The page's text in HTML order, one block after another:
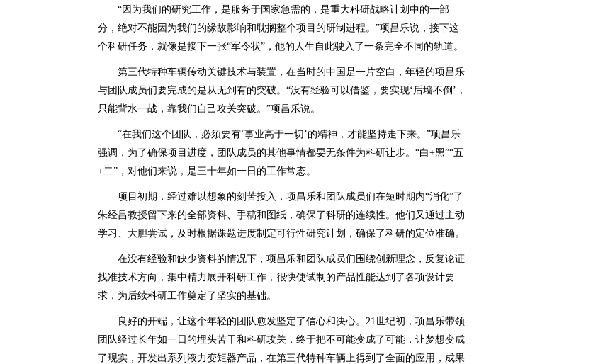
“因为我们的研究工作，是服务于国家急需的，是重大科研战略计划中的一部
分，绝对不能因为我们的缘故影响和耽搁整个项目的研制进程。”项昌乐说，接下这
个科研任务，就像是接下一张“军令状”，他的人生自此驶入了一条完全不同的轨道。
第三代特种车辆传动关键技术与装置，在当时的中国是一片空白，年轻的项昌乐
与团队成员们要完成的是从无到有的突破。“没有经验可以借鉴，要实现‘后墙不倒’，
只能背水一战，靠我们自己攻关突破。”项昌乐说。
“在我们这个团队，必须要有‘事业高于一切’的精神，才能坚持走下来。”项昌乐
强调，为了确保项目进度，团队成员的其他事情都要无条件为科研让步。“白+黑”“五
+二”，对他们来说，是三十年如一日的工作常态。
项目初期，经过难以想象的刻苦投入，项昌乐和团队成员们在短时期内“消化”了
朱经昌教授留下来的全部资料、手稿和图纸，确保了科研的连续性。他们又通过主动
学习、大胆尝试，及时根据课题进度制定可行性研究计划，确保了科研的定位准确。
在没有经验和缺少资料的情况下，项昌乐和团队成员们围绕创新理念，反复论证
找准技术方向，集中精力展开科研工作，很快使试制的产品性能达到了各项设计要
求，为后续科研工作奠定了坚实的基础。
良好的开端，让这个年轻的团队愈发坚定了信心和决心。21世纪初，项昌乐带领
团队经过长年如一日的埋头苦干和科研攻关，终于把不可能变成了可能，让梦想变成
了现实，开发出系列液力变矩器产品，在第三代特种车辆上得到了全面的应用，成果